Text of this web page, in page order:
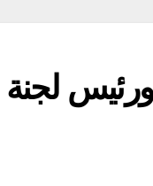
لجنة